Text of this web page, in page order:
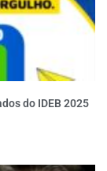
do IDEB 2025